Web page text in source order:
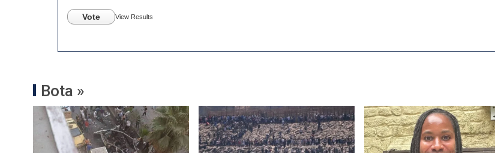
Vote View Results
Bota »